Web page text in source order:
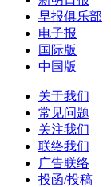
早报俱乐部
电子报
国际版
中国版
关于我们
常见问题
关注我们
联络我们
广告联络
投函/投稿